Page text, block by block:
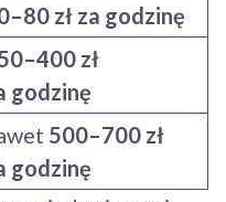
zł za godzinę
zł
godzinę
500–700 zł
godzinę